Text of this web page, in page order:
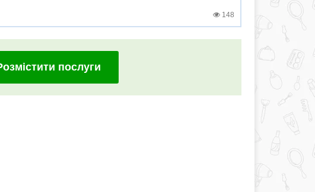
148
послуги